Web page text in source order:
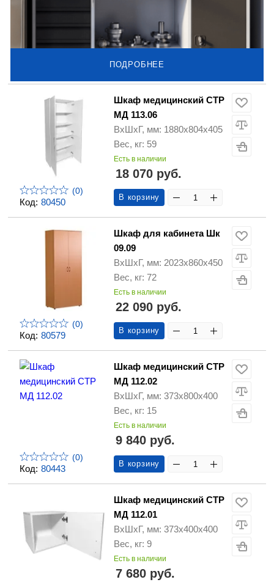
ПОДРОБНЕЕ
Код: 80450
(0)
Шкаф медицинский СТР
МД 113.06
ВхШхГ, мм: 1880х804х405
Вес, кг: 59
Есть в наличии
18 070 руб.
В корзину
Код: 80579
(0)
Шкаф для кабинета Шк
09.09
ВхШхГ, мм: 2023х860х450
Вес, кг: 72
Есть в наличии
22 090 руб.
В корзину
Код: 80443
(0)
Шкаф медицинский СТР
МД 112.02
ВхШхГ, мм: 373х800х400
Вес, кг: 15
Есть в наличии
9 840 руб.
В корзину
Шкаф медицинский СТР
МД 112.01
ВхШхГ, мм: 373х400х400
Вес, кг: 9
Есть в наличии
7 680 руб.